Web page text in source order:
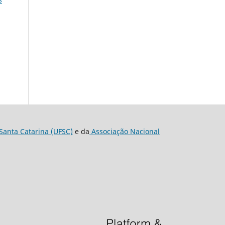
Catarina (UFSC) e da Associação Nacional